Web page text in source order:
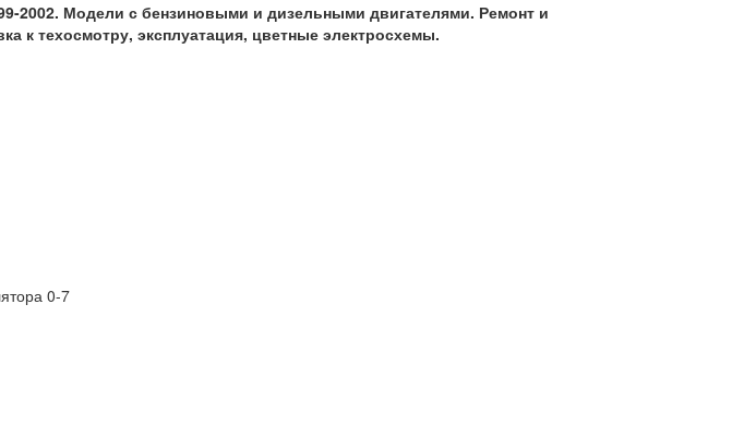
2002. Модели с бензиновыми и дизельными двигателями. Ремонт и
к техосмотру, эксплуатация, цветные электросхемы.
0-7